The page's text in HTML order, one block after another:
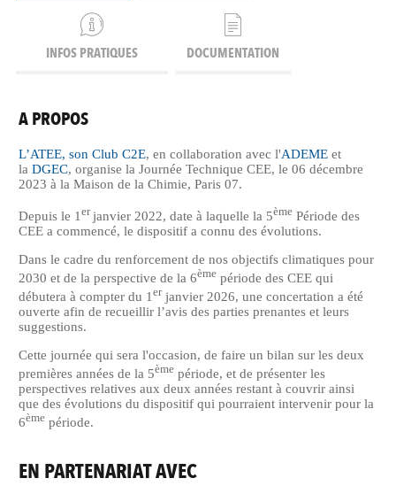
INFOS PRATIQUES DOCUMENTATION
A PROPOS
L’ATEE, son Club C2E, en collaboration avec l'ADEME et
laDGEC, organise la Journée Technique CEE, le 06 décembre
2023 à la Maison de la Chimie, Paris 07.
Depuis le 1erjanvier 2022, date à laquelle la 5ème Période des
CEE a commencé, le dispositif a connu des évolutions.
Dans le cadre du renforcement de nos objectifs climatiques pour
2030 et de la perspective de la 6ème période des CEE qui
débutera à compter du 1er janvier 2026, une concertation a été
ouverte afin de recueillir l’avis des parties prenantes et leurs
suggestions.
Cette journée qui sera l'occasion, de faire un bilan sur les deux
premières années de la 5ème période, et de présenter les
perspectives relatives aux deux années restant à couvrir ainsi
que des évolutions du dispositif qui pourraient intervenir pour la
6ème période.
EN PARTENARIAT AVEC